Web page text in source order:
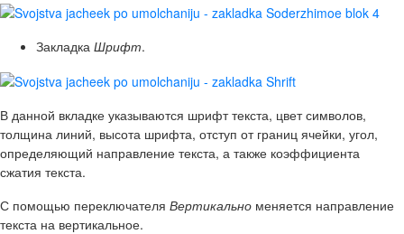
Закладка Шрифт.
В данной вкладке указываются шрифт текста, цвет символов,
толщина линий, высота шрифта, отступ от границ ячейки, угол,
определяющий направление текста, а также коэффициента
сжатия текста.
С помощью переключателя Вертикально меняется направление
текста на вертикальное.